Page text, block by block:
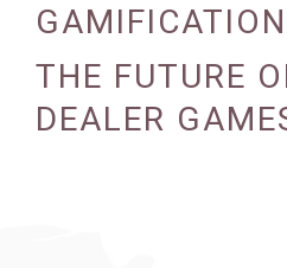
ENGAGEMENT
THE FUTURE
DEALER